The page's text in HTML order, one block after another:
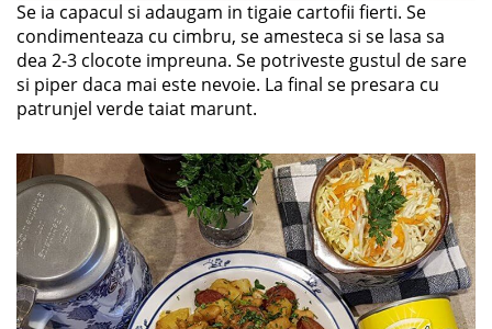
Se ia capacul si adaugam in tigaie cartofii fierti. Se
condimenteaza cu cimbru, se amesteca si se lasa sa
dea 2-3 clocote impreuna. Se potriveste gustul de sare
si piper daca mai este nevoie. La final se presara cu
patrunjel verde taiat marunt.